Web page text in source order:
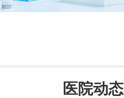
医院动态